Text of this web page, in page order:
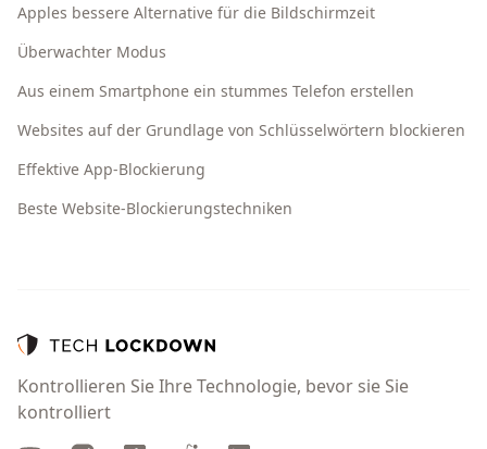
Apples bessere Alternative für die Bildschirmzeit
Überwachter Modus
Aus einem Smartphone ein stummes Telefon erstellen
Websites auf der Grundlage von Schlüsselwörtern blockieren
Effektive App-Blockierung
Beste Website-Blockierungstechniken
Kontrollieren Sie Ihre Technologie, bevor sie Sie
kontrolliert